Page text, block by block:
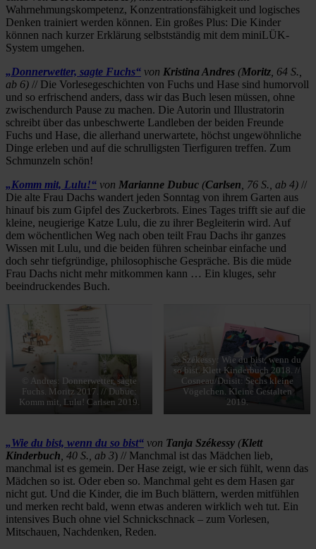
Wahrnehmungskompetenz, Konzentrationsfähigkeit und logisches
Denken trainiert werden können. Ein großes Plus: Die Kinder
können nach kurzer Erklärung selbstständig mit dem miniLÜK-
System umgehen.
„Donnerwetter, sagte Fuchs“ von Kristina Andres (Moritz , 64 S.,
ab 6) // Die Vorlesegeschichten von Fuchs und Hase sind humorvoll
und so erfrischend anders, dass wir das Buch lesen müssen, ohne
zwischendurch Pause zu machen. Die Autorin und Illustratorin
schreibt über das unbeschwerte Landleben der beiden Freunde
Fuchs und Hase, die allerhand unerwartete, höchst ungewöhnliche
Dinge erleben und auf die schrulligsten Tierfiguren treffen. Zum
Schmunzeln schön!
„Komm mit, Lulu!“ von Marianne Dubuc (Carlsen , 76 S., ab 4) //
Die alte Frau Dachs wandert jeden Sonntag von ihrem Garten aus
hinauf bis zum Gipfel des Zuckerbrots. Eines Tages trifft sie auf die
kleine, neugierige Katze Lulu, die zu ihrer Begleiterin wird. Auf
dem wöchentlichen Weg nach oben teilt Frau Dachs ihr ganzes
Wissen mit Lulu, und die beiden führen scheinbar einfache und
doch sehr tiefgründige, philosophische Gespräche. Bis die müde
Frau Dachs nicht mehr mitkommen kann … Ein kluges, sehr
beeindruckendes Buch.
© Andres: Donnerwetter, sagte
Fuchs. Moritz 2017. // Dubuc:
Komm mit, Lulu! Carlsen 2019.
© Székessy: Wie du bist, wenn du
so bist. Klett Kinderbuch 2018. //
Cosneau/Duisit: Sechs kleine
Vögelchen. Kleine Gestalten
2019.
„Wie du bist, wenn du so bist“ von Tanja Székessy (Klett
Kinderbuch , 40 S., ab 3) // Manchmal ist das Mädchen lieb,
manchmal ist es gemein. Der Hase zeigt, wie er sich fühlt, wenn das
Mädchen so ist. Oder eben so. Manchmal geht es dem Hasen gar
nicht gut. Und die Kinder, die im Buch blättern, werden mitfühlen
und merken recht bald, wenn etwas anderen wirklich weh tut. Ein
intensives Buch ohne viel Schnickschnack – zum Vorlesen,
Mitschauen, Nachdenken, Reden.